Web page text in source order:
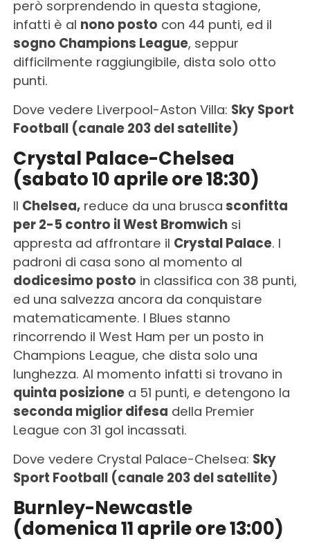
però sorprendendo in questa stagione,
infatti è al nono posto con 44 punti, ed il
sogno Champions League, seppur
difficilmente raggiungibile, dista solo otto
punti.
Dove vedere Liverpool-Aston Villa: Sky Sport
Football (canale 203 del satellite)
Crystal Palace-Chelsea
(sabato 10 aprile ore 18:30)
Il Chelsea,reduce da una brusca sconfitta
per 2-5 contro il West Bromwichsi
appresta ad affrontare il Crystal Palace. I
padroni di casa sono al momento al
dodicesimo posto in classifica con 38 punti,
ed una salvezza ancora da conquistare
matematicamente. I Blues stanno
rincorrendo il West Ham per un posto in
Champions League, che dista solo una
lunghezza. Al momento infatti si trovano in
quinta posizionea 51 punti, e detengono la
seconda miglior difesa della Premier
League con 31 gol incassati.
Dove vedere Crystal Palace-Chelsea: Sky
Sport Football (canale 203 del satellite)
Burnley-Newcastle
(domenica 11 aprile ore 13:00)